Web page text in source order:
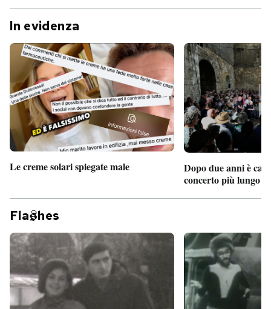
In evidenza
Le creme solari spiegate male
Dopo due anni è
concerto più lungo
Fla hes